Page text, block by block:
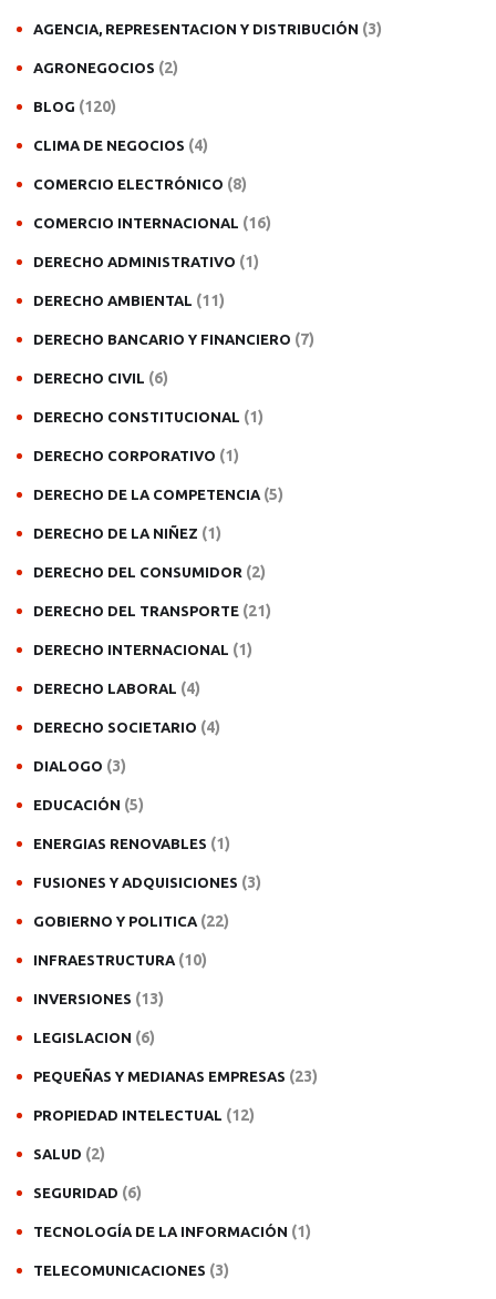
AGENCIA, REPRESENTACION Y DISTRIBUCIÓN (3)
AGRONEGOCIOS (2)
BLOG (120)
CLIMA DE NEGOCIOS (4)
COMERCIO ELECTRÓNICO (8)
COMERCIO INTERNACIONAL (16)
DERECHO ADMINISTRATIVO (1)
DERECHO AMBIENTAL (11)
DERECHO BANCARIO Y FINANCIERO (7)
DERECHO CIVIL (6)
DERECHO CONSTITUCIONAL (1)
DERECHO CORPORATIVO (1)
DERECHO DE LA COMPETENCIA (5)
DERECHO DE LA NIÑEZ (1)
DERECHO DEL CONSUMIDOR (2)
DERECHO DEL TRANSPORTE (21)
DERECHO INTERNACIONAL (1)
DERECHO LABORAL (4)
DERECHO SOCIETARIO (4)
DIALOGO (3)
EDUCACIÓN (5)
ENERGIAS RENOVABLES (1)
FUSIONES Y ADQUISICIONES (3)
GOBIERNO Y POLITICA (22)
INFRAESTRUCTURA (10)
INVERSIONES (13)
LEGISLACION (6)
PEQUEÑAS Y MEDIANAS EMPRESAS (23)
PROPIEDAD INTELECTUAL (12)
SALUD (2)
SEGURIDAD (6)
TECNOLOGÍA DE LA INFORMACIÓN (1)
TELECOMUNICACIONES (3)